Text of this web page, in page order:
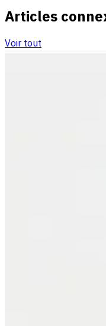
Articles
Voir tout